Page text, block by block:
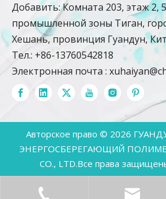
Добавить: Комната 203, этаж 2,
промышленной зоны Тиган,
Хешань, провинция Гуандун,
Тел.: +86-13760542818
Электронная почта :
Авторское право © 2026
ЭНЕРГОСБЕРЕГАЮЩИЙ
CO., LTD.Все права